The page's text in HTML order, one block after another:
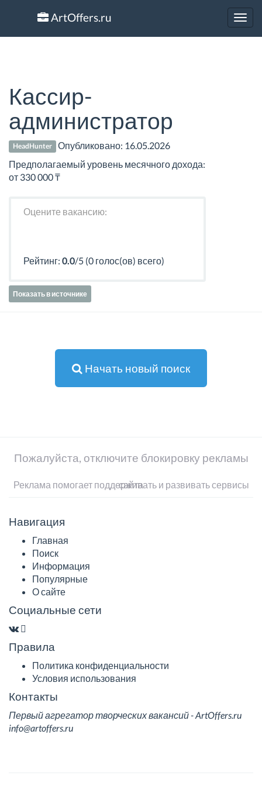
ArtOffers.ru
Кассир-
администратор
HeadHunter Опубликовано: 16.05.2026
Предполагаемый уровень месячного дохода:
от 330 000 ₸
Оцените вакансию:
Рейтинг: 0.0/5 (0 голос(ов) всего)
Показать в источнике
Начать новый поиск
Пожалуйста, отключите блокировку рекламы
Реклама помогает поддерживать и развивать сервисы сайта
Навигация
Главная
Поиск
Информация
Популярные
О сайте
Социальные сети
Правила
Политика конфиденциальности
Условия использования
Контакты
Первый агрегатор творческих вакансий - ArtOffers.ru
info@artoffers.ru